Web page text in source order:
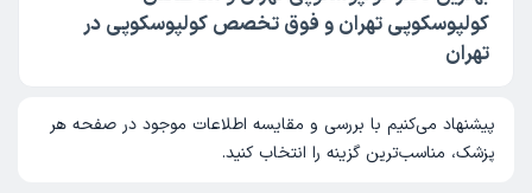
کولپوسکوپی تهران و فوق تخصص کولپوسکوپی در
تهران
پیشنهاد می‌کنیم با بررسی و مقایسه اطلاعات موجود در صفحه هر
پزشک، مناسب‌ترین گزینه را انتخاب کنید.